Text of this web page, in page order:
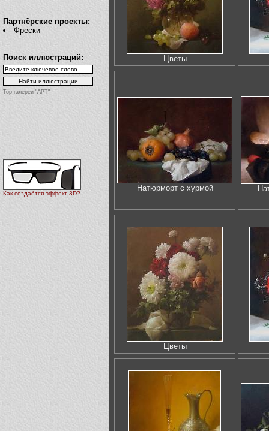
Партнёрские проекты:
Фрески
Поиск иллюстраций:
Top галереи "АРТ"
Как создаётся эффект 3D?
Цветы
Натюрморт с хурмой
Цветы